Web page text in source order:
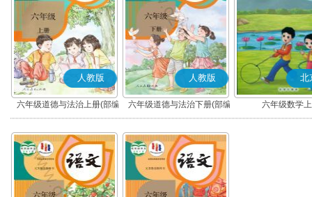
人教版
六年级道德与法治上册(部编
版)
人教版
六年级道德与法治下册(部编
版)
北
六年级数学